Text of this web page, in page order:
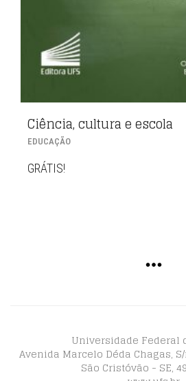
Ciência, cultura e escola
EDUCAÇÃO
GRÁTIS!
Universidade Federal
Avenida Marcelo Déda Chagas,
São Cristóvão - SE,